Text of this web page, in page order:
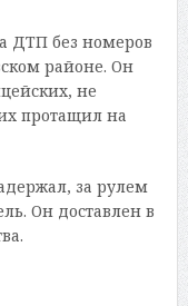
ДТП без номеров
районе. Он
не
протащил на
за рулем
Он доставлен в